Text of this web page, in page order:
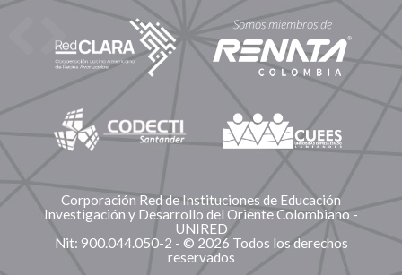
Corporación Red de Instituciones de Educación
Investigación y Desarrollo del Oriente Colombiano -
UNIRED
Nit: 900.044.050-2 - © 2026 Todos los derechos
reservados